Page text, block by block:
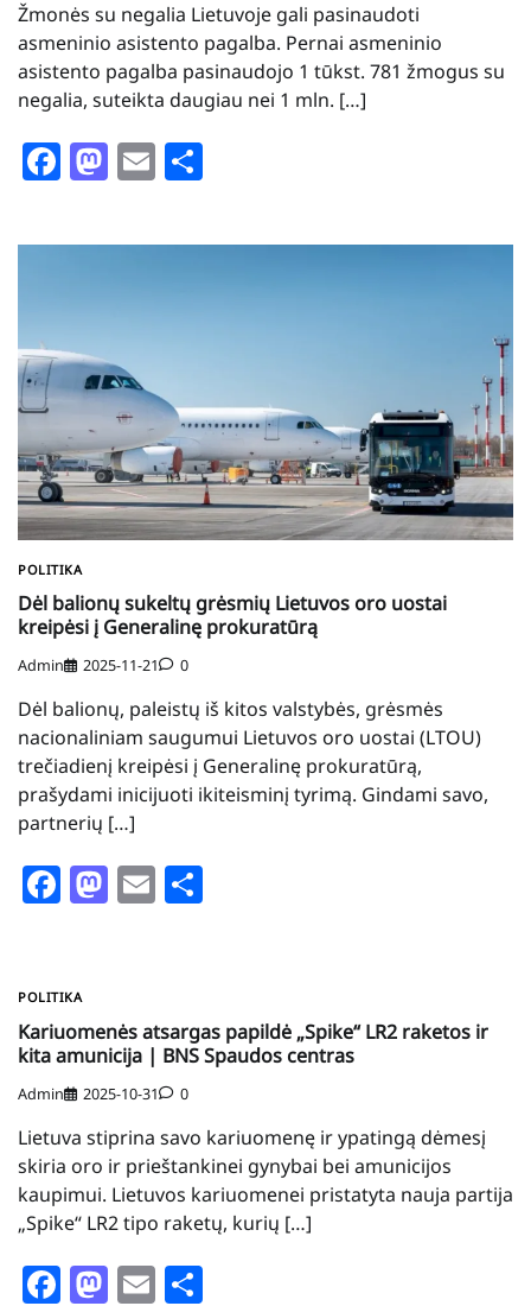
Žmonės su negalia Lietuvoje gali pasinaudoti
asmeninio asistento pagalba. Pernai asmeninio
asistento pagalba pasinaudojo 1 tūkst. 781 žmogus su
negalia, suteikta daugiau nei 1 mln. […]
Facebook
Mastodon
Email
POLITIKA
Dėl balionų sukeltų grėsmių Lietuvos oro uostai
kreipėsi į Generalinę prokuratūrą
Admin 2025-11-21 0
Dėl balionų, paleistų iš kitos valstybės, grėsmės
nacionaliniam saugumui Lietuvos oro uostai (LTOU)
trečiadienį kreipėsi į Generalinę prokuratūrą,
prašydami inicijuoti ikiteisminį tyrimą. Gindami savo,
partnerių […]
Facebook
Mastodon
Email
POLITIKA
Kariuomenės atsargas papildė „Spike“ LR2 raketos ir
kita amunicija | BNS Spaudos centras
Admin 2025-10-31 0
Lietuva stiprina savo kariuomenę ir ypatingą dėmesį
skiria oro ir prieštankinei gynybai bei amunicijos
kaupimui. Lietuvos kariuomenei pristatyta nauja partija
„Spike“ LR2 tipo raketų, kurių […]
Facebook
Mastodon
Email